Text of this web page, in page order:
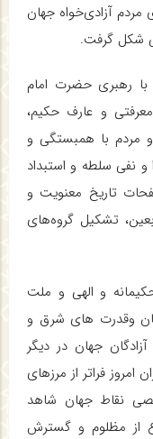
آزادی‌خواه جهان
شکل گرفت.
وقوع انقلاب اسلامی ایران در سال ۱۳۵۷ با رهبری حضرت امام
و عارف حکیم،
و مردم با همبستگی و
نفی سلطه و استبداد
تاریخ معنویت و
تشکیل گروه‌های
و الهی و ملت
وقدرت های شرق و
جهان در دیگر
فراتر از مرزهای
نقاط جهان شاهد
از مظلوم و گسترش